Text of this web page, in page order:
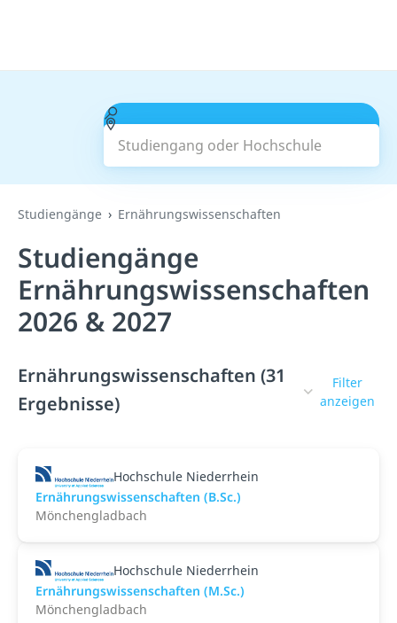
Studiengang oder Hochschule
Suchen
Studiengänge Ernährungswissenschaften
Studiengänge
Ernährungswissenschaften
2026 & 2027
Ernährungswissenschaften (31
Ergebnisse)
Filter
anzeigen
Hochschule Niederrhein
Ernährungswissenschaften (B.Sc.)
Mönchengladbach
Hochschule Niederrhein
Ernährungswissenschaften (M.Sc.)
Mönchengladbach